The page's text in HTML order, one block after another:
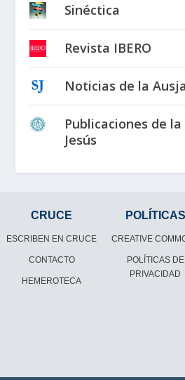
Sinéctica
Revista IBERO
Noticias de la
Publicaciones de
Jesús
CRUCE
ESCRIBEN EN CRUCE
CONTACTO
HEMEROTECA
POLÍTICAS
CREATIVE
POLÍTICAS DE
PRIVACIDAD